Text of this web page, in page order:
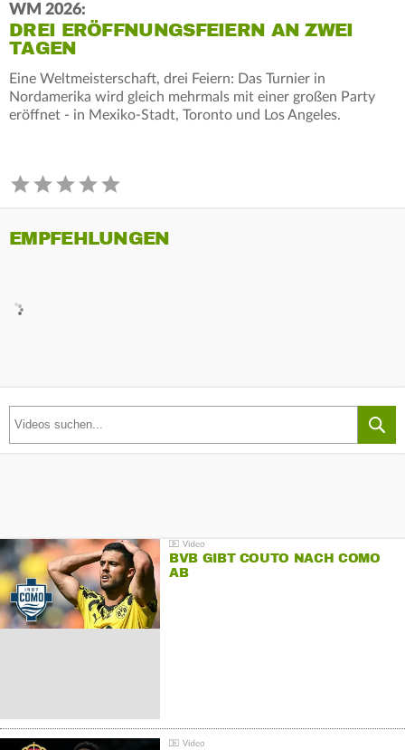
WM 2026:
DREI ERÖFFNUNGSFEIERN AN ZWEI
TAGEN
Eine Weltmeisterschaft, drei Feiern: Das Turnier in
Nordamerika wird gleich mehrmals mit einer großen Party
eröffnet - in Mexiko-Stadt, Toronto und Los Angeles.
EMPFEHLUNGEN
BVB GIBT COUTO NACH COMO
AB